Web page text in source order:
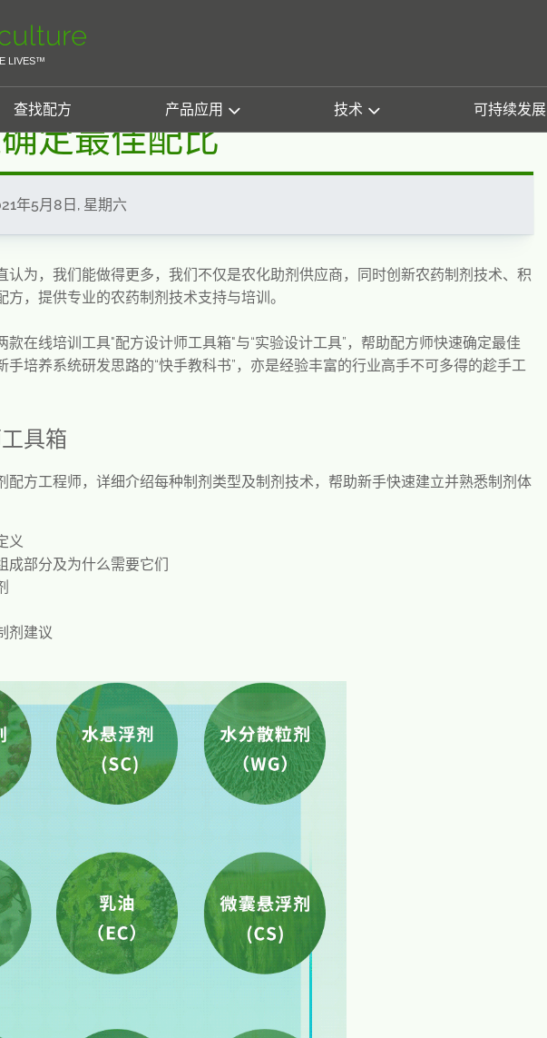
LIVES™
查找配方 产品应用 技术 可持续发展
作量，实用农药助剂配方工具快速确定最佳配比
工作量，实用农药助剂配方工
定最佳配比
年5月8日, 星期六
认为，我们能做得更多，我们不仅是农化助剂供应商，同时创新农药制剂技术、积
方，提供专业的农药制剂技术支持与培训。
款在线培训工具"配方设计师工具箱"与“实验设计工具”，帮助配方师快速确定最佳
手培养系统研发思路的“快手教科书”，亦是经验丰富的行业高手不可多得的趁手工
具箱
配方工程师，详细介绍每种制剂类型及制剂技术，帮助新手快速建立并熟悉制剂体
义
成部分及为什么需要它们
剂建议